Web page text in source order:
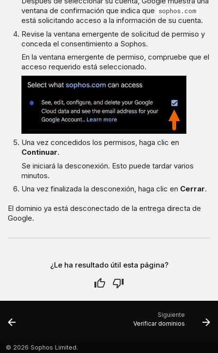
ventana de confirmación que indica que
sophos.com
está solicitando acceso a la información de su cuenta.
Revise la ventana emergente de solicitud de permiso y
conceda el consentimiento a Sophos.
En la ventana emergente de permiso, compruebe que el
acceso requerido está seleccionado.
Una vez concedidos los permisos, haga clic en
Continuar.
Se iniciará la desconexión. Esto puede tardar varios
minutos.
Una vez finalizada la desconexión, haga clic en Cerrar.
El dominio ya está desconectado de la entrega directa de
Google.
¿Le ha resultado útil esta página?
Siguiente
Verificar dominios
© 2026 Sophos Limited.